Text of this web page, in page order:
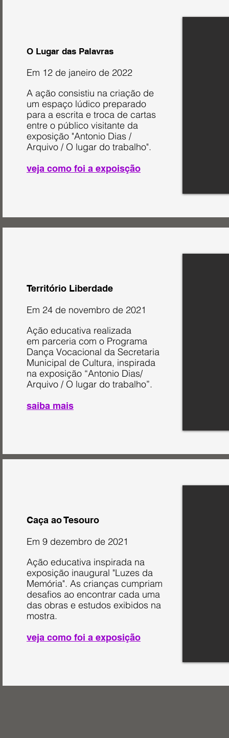
O Lugar das Palavras
Em 12 de janeiro de 2022
A ação consistiu na criação de
um espaço lúdico preparado
para a escrita e troca de cartas
entre o público visitante da
exposição "Antonio Dias /
Arquivo / O lugar do trabalho".
veja como foi a expoisção
Território Liberdade
Em 24 de novembro de 2021
Ação educativa realizada
em parceria com o Programa
Dança Vocacional da Secretaria
Municipal de Cultura, inspirada
na exposição “Antonio Dias/
Arquivo / O lugar do trabalho”.
saiba mais
Caça ao Tesouro
Em 9 dezembro de 2021
Ação educativa inspirada na
exposição inaugural "Luzes da
Memória". As crianças cumpriam
desafios ao encontrar cada uma
das obras e estudos exibidos na
mostra.
veja como foi a exposição